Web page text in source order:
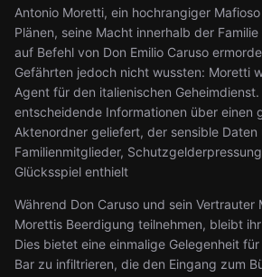
Antonio Moretti, ein hochrangiger
Plänen, seine Macht innerhalb der
auf Befehl von Don Emilio Caruso
Gefährten jedoch nicht wussten: Moretti
Agent für den italienischen
entscheidende Informationen über einen
Aktenordner geliefert, der sensible Daten
Familienmitglieder,
Glücksspiel enthielt
Während Don Caruso und sein Vertrauter
Morettis Beerdigung teilnehmen, bleibt
Dies bietet eine einmalige Gelegenheit
Bar zu infiltrieren, die den Eingang zum